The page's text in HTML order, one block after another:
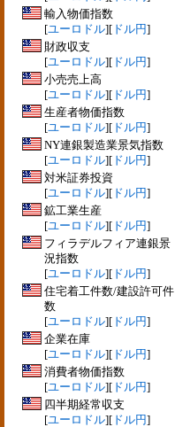
輸入物価指数
[ユーロドル][ ドル円]
財政収支
[ユーロドル][ ドル円]
小売売上高
[ユーロドル][ ドル円]
生産者物価指数
[ユーロドル][ ドル円]
NY連銀製造業景気指数
[ユーロドル][ ドル円]
対米証券投資
[ユーロドル][ ドル円]
鉱工業生産
[ユーロドル][ ドル円]
フィラデルフィア連銀景
況指数
[ユーロドル][ ドル円]
住宅着工件数/建設許可件
数
[ユーロドル][ ドル円]
企業在庫
[ユーロドル][ ドル円]
消費者物価指数
[ユーロドル][ ドル円]
四半期経常収支
[ユーロドル][ ドル円]